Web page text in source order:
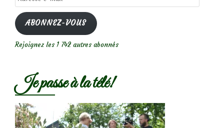
e-
mail
ABONNEZ-VOUS
Rejoignez les 1 742 autres abonnés
Je passe à la télé!